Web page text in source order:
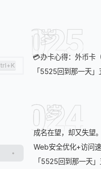
2025
21岁
💳办卡心得：外币卡
「5525回到那一天
2024
20岁
成名在望，却又失望。
Web安全优化+访问
「5525回到那一天